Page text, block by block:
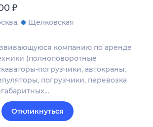
₽
Щелковская
компанию по аренде
(полноповоротные
погрузчики, автокраны,
погрузчики, перевозка
Откликнуться